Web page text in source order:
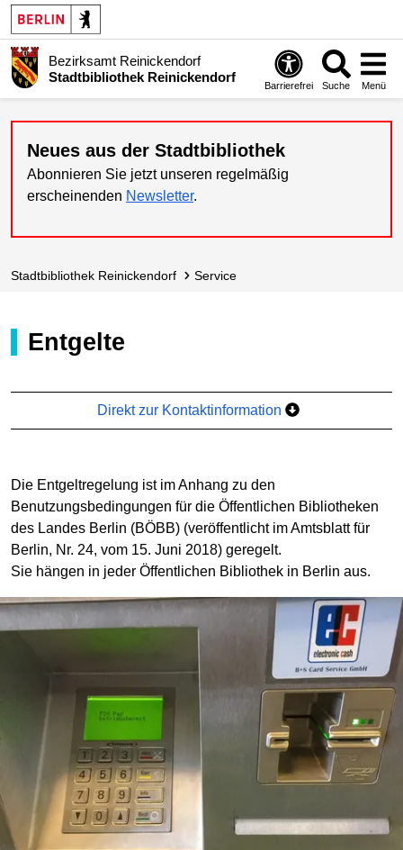
Bezirksamt Reinickendorf
Stadtbibliothek Reinickendorf
Barrierefrei Suche Menü
Neues aus der Stadtbibliothek
Abonnieren Sie jetzt unseren regelmäßig
erscheinenden Newsletter.
Stadt­bibliothek Reinickendorf Service
Entgelte
Direkt zur Kontaktinformation
Die Entgeltregelung ist im Anhang zu den
Benutzungsbedingungen für die Öffentlichen Bibliotheken
des Landes Berlin (BÖBB) (veröffentlicht im Amtsblatt für
Berlin, Nr. 24, vom 15. Juni 2018) geregelt.
Sie hängen in jeder Öffentlichen Bibliothek in Berlin aus.